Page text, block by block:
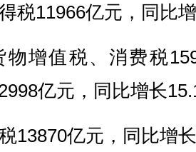
11966亿元，同比增
值税、消费税
亿元，同比增长
亿元，同比增